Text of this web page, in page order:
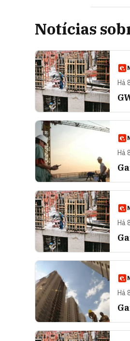
Notícias
Há
Há
Há
Há